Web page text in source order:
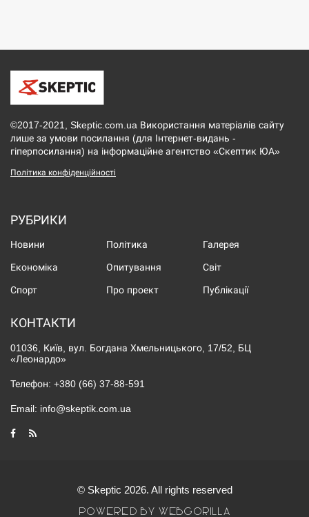
©2017-2021, Skeptic.com.ua Використання матеріалів сайту
лише за умови посилання (для Інтернет-видань -
гіперпосилання) на інформаційне агентство «Скептик ЮА»
Політика конфіденційності
РУБРИКИ
Новини Політика Галерея
Економіка Опитування Світ
Спорт Про проект Публікації
КОНТАКТИ
01036, Київ, вул. Богдана Хмельницького, 17/52, БЦ
«Леонардо»
Телефон: +380 (66) 37-88-591
Email: info@skeptik.com.ua
© Skeptic 2026. All rights reserved
POWERED BY WEBGORILLA